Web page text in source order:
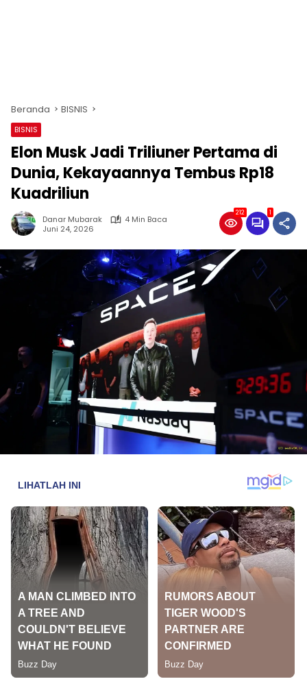
Beranda BISNIS
BISNIS
Elon Musk Jadi Triliuner Pertama di
Dunia, Kekayaannya Tembus Rp18
Kuadriliun
Danar Mubarak
4 Min Baca
Juni 24, 2026
212 1